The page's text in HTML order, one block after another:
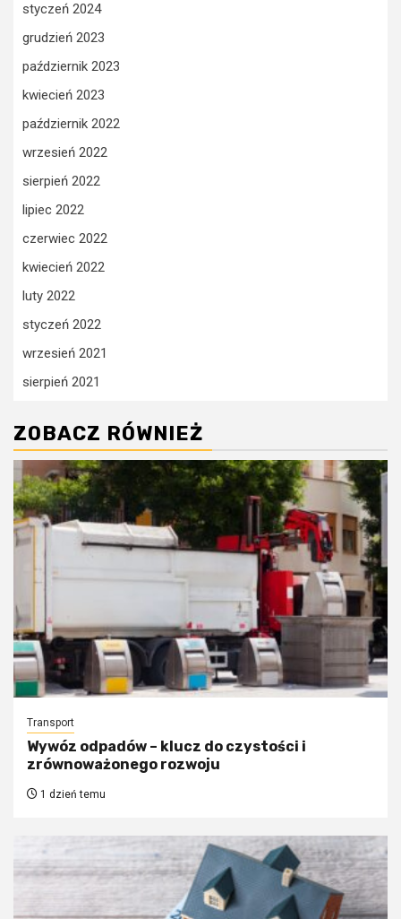
styczeń 2024
grudzień 2023
październik 2023
kwiecień 2023
październik 2022
wrzesień 2022
sierpień 2022
lipiec 2022
czerwiec 2022
kwiecień 2022
luty 2022
styczeń 2022
wrzesień 2021
sierpień 2021
ZOBACZ RÓWNIEŻ
Transport
Wywóz odpadów – klucz do czystości i
zrównoważonego rozwoju
1 dzień temu